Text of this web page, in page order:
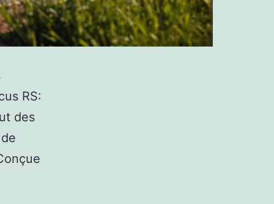
RS:
des